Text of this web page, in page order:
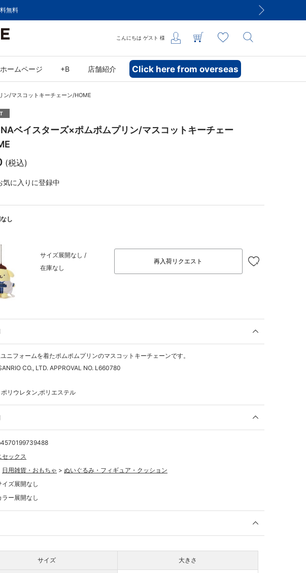
こんにちは ゲスト 様
ームページ +B 店舗紹介 Click here from overseas
ン/マスコットキーチェーン/HOME
ベイスターズ×ポムポムプリン/マスコットキーチェー
(税込)
気に入りに登録中
し
サイズ展開なし /
在庫なし
再入荷リクエスト
ニフォームを着たポムポムプリンのマスコットキーチェーンです。
CO., LTD. APPROVAL NO. L660780
リウレタン,ポリエステル
セックス
日用雑貨・おもちゃ > ぬいぐるみ・フィギュア・クッション
イズ展開なし
ラー展開なし
サイズ 大きさ